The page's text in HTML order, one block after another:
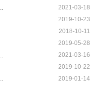
2021-03-18
2019-10-23
2018-10-11
2019-05-28
2021-03-16
2019-10-22
2019-01-14